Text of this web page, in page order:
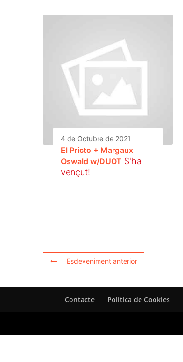
4 de Octubre de 2021
El Pricto + Margaux
Oswald w/DUOT S'ha
vençut!
Esdeveniment anterior
Contacte Política de Cookies